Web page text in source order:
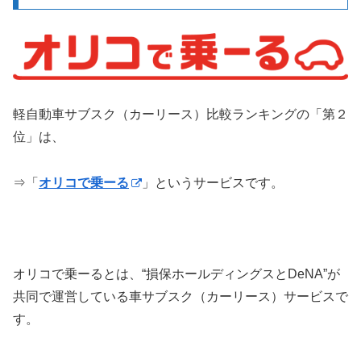
軽自動車サブスク（カーリース）比較ランキングの「第２
位」は、
⇒「 オリコで乗ーる 」というサービスです。
オリコで乗ーるとは、“損保ホールディングスとDeNA”が
共同で運営している車サブスク（カーリース）サービスで
す。